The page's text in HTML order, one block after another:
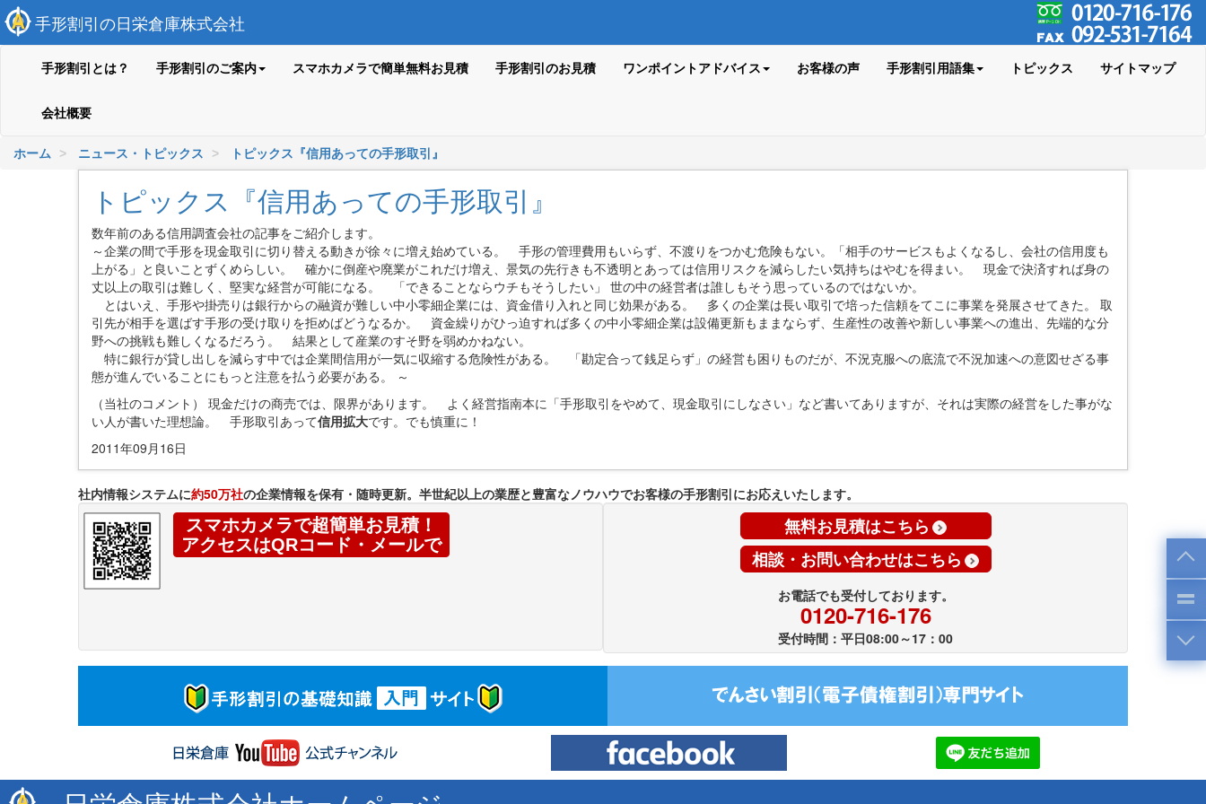
手形割引の日栄倉庫株式会社
手形割引とは？ 手形割引のご案内 スマホカメラで簡単無料お見積 手形割引のお見積 ワンポイントアドバイス お客様の声 手形割引用語集 トピックス サイトマップ
会社概要
ホーム ニュース・トピックス トピックス『信用あっての手形取引』
トピックス『信用あっての手形取引』
数年前のある信用調査会社の記事をご紹介します。
～企業の間で手形を現金取引に切り替える動きが徐々に増え始めている。 手形の管理費用もいらず、不渡りをつかむ危険もない。「相手のサービスもよくなるし、会社の信用度も
上がる」と良いことずくめらしい。 確かに倒産や廃業がこれだけ増え、景気の先行きも不透明とあっては信用リスクを減らしたい気持ちはやむを得まい。 現金で決済すれば身の
丈以上の取引は難しく、堅実な経営が可能になる。 「できることならウチもそうしたい」 世の中の経営者は誰しもそう思っているのではないか。
とはいえ、手形や掛売りは銀行からの融資が難しい中小零細企業には、資金借り入れと同じ効果がある。 多くの企業は長い取引で培った信頼をてこに事業を発展させてきた。 取
引先が相手を選ばす手形の受け取りを拒めばどうなるか。 資金繰りがひっ迫すれば多くの中小零細企業は設備更新もままならず、生産性の改善や新しい事業への進出、先端的な分
野への挑戦も難しくなるだろう。 結果として産業のすそ野を弱めかねない。
特に銀行が貸し出しを減らす中では企業間信用が一気に収縮する危険性がある。 「勘定合って銭足らず」の経営も困りものだが、不況克服への底流で不況加速への意図せざる事
態が進んでいることにもっと注意を払う必要がある。 ～
（当社のコメント） 現金だけの商売では、限界があります。 よく経営指南本に「手形取引をやめて、現金取引にしなさい」など書いてありますが、それは実際の経営をした事がな
い人が書いた理想論。 手形取引あって信用拡大です。でも慎重に！
2011年09月16日
社内情報システムに約50万社の企業情報を保有・随時更新。半世紀以上の業歴と豊富なノウハウでお客様の手形割引にお応えいたします。
スマホカメラで超簡単お見積！
アクセスはQRコード・メールで
無料お見積はこちら
相談・お問い合わせはこちら
お電話でも受付しております。
0120-716-176
受付時間：平日08:00～17：00